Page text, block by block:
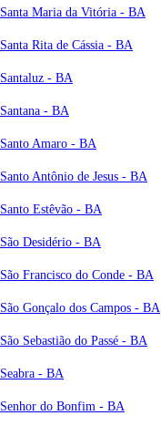
Santa Maria da Vitória - BA
Santa Rita de Cássia - BA
Santaluz - BA
Santana - BA
Santo Amaro - BA
Santo Antônio de Jesus - BA
Santo Estêvão - BA
São Desidério - BA
São Francisco do Conde - BA
São Gonçalo dos Campos - BA
São Sebastião do Passé - BA
Seabra - BA
Senhor do Bonfim - BA